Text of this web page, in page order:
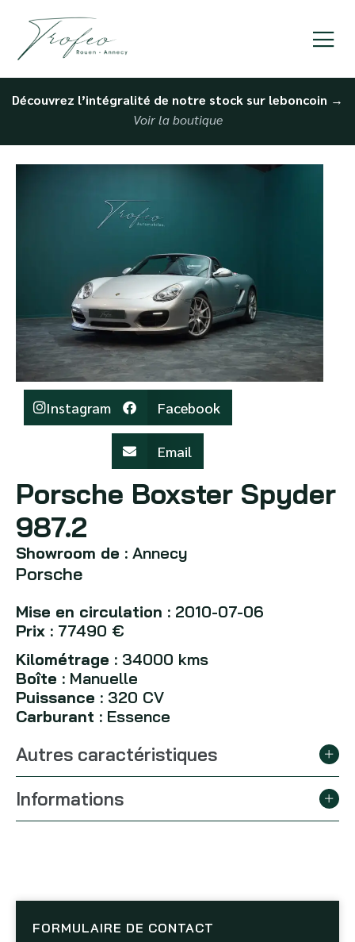
Découvrez l’intégralité de notre stock sur leboncoin →
Voir la boutique
Instagram Facebook
Email
Porsche Boxster Spyder
987.2
Showroom de : Annecy
Porsche
Mise en circulation : 2010-07-06
Prix : 77490 €
Kilométrage : 34000 kms
Boîte : Manuelle
Puissance : 320 CV
Carburant : Essence
Autres caractéristiques
Informations
FORMULAIRE DE CONTACT